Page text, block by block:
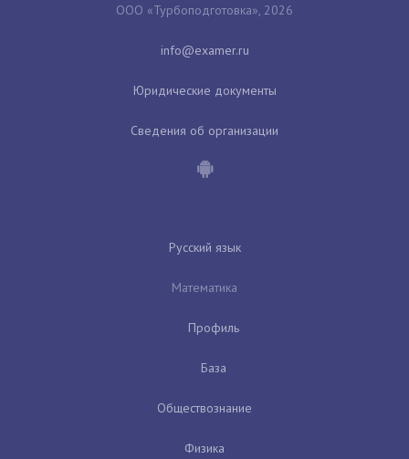
ООО «Турбоподготовка», 2026
Юридические документы
Сведения об организации
Русский язык
Математика
Профиль
База
Обществознание
Физика